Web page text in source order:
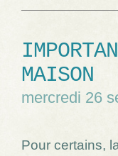
MAISON
mercredi 26
Pour certains,